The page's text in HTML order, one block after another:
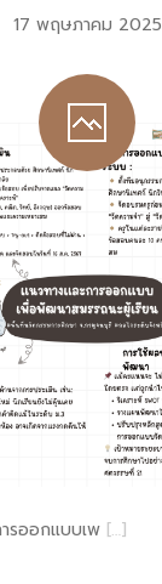
17 พฤษภาคม 2025
รออกแบบเพ […]